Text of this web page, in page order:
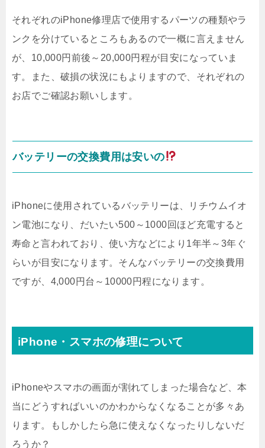
それぞれのiPhone修理店で使用するパーツの種類やラ
ンクを分けているところもあるので一概に言えません
が、10,000円前後～20,000円程が目安になっていま
す。また、破損の状況にもよりますので、それぞれの
お店でご確認お願いします。
バッテリーの交換費用は安いの
iPhoneに使用されているバッテリーは、リチウムイオ
ン電池になり、だいたい500～1000回ほど充電すると
寿命と言われており、使い方などにより1年半～3年ぐ
らいが目安になります。そんなバッテリーの交換費用
ですが、4,000円台～10000円程になります。
iPhone・スマホの修理について
iPhoneやスマホの画面が割れてしまった場合など、本
当にどうすればいいのかわからなくなることが多々あ
ります。もしかしたら急に使えなくなったりしないだ
ろうか？